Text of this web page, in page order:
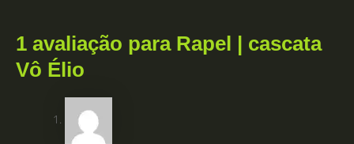
1 avaliação para Rapel | cascata
Vô Élio